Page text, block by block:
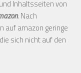
Inhaltsseiten von
. Nach
auf amazon geringe
sich nicht auf den